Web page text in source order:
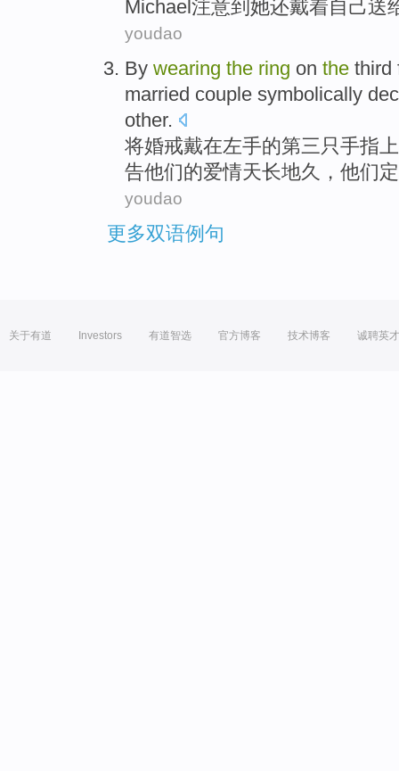
Michael注意到 她还戴着自己送
youdao
By wearing the ring on the third
married couple symbolically
other.
将婚戒戴在左手的第三 只手指上
告他们的爱情天长地久， 他们
youdao
更多双语例句
关于有道 Investors 有道智选 官方博客 技术博客 诚聘英才